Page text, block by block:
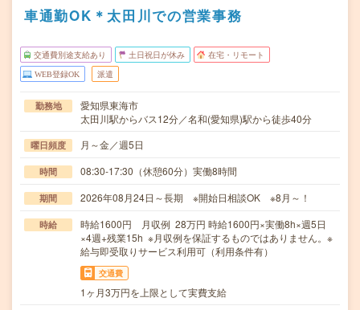
車通勤OK＊太田川での営業事務
交通費別途支給あり 土日祝日が休み 在宅・リモート
WEB登録OK 派遣
勤務地
愛知県東海市
太田川駅からバス12分／名和(愛知県)駅から徒歩40分
曜日頻度 月～金／週5日
時間 08:30-17:30（休憩60分）実働8時間
期間 2026年08月24日～長期 ※開始日相談OK ※8月～！
時給
時給1600円 月収例 28万円 時給1600円×実働8h×週5日
×4週+残業15h ※月収例を保証するものではありません。※
給与即受取りサービス利用可（利用条件有）
交通費
1ヶ月3万円を上限として実費支給